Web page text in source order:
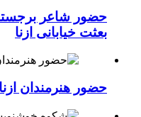
حضور شاعر
بعثت خیابانی ازنا
حضور هنرمندان